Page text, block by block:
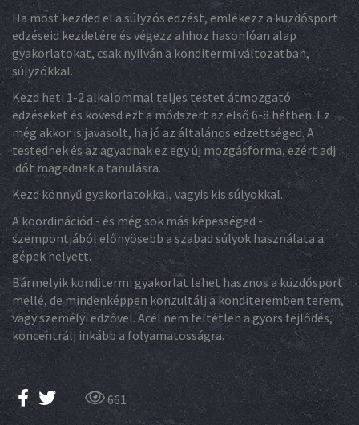
Ha most kezded el a súlyzós edzést, emlékezz a küzdősport
edzéseid kezdetére és végezz ahhoz hasonlóan alap
gyakorlatokat, csak nyilván a konditermi változatban,
súlyzókkal.
Kezd heti 1-2 alkalommal teljes testet átmozgató
edzéseket és kövesd ezt a módszert az első 6-8 hétben. Ez
még akkor is javasolt, ha jó az általános edzettséged. A
testednek és az agyadnak ez egy új mozgásforma, ezért adj
időt magadnak a tanulásra.
Kezd könnyű gyakorlatokkal, vagyis kis súlyokkal.
A koordinációd - és még sok más képességed -
szempontjából előnyösebb a szabad súlyok használata a
gépek helyett.
Bármelyik konditermi gyakorlat lehet hasznos a küzdősport
mellé, de mindenképpen konzultálj a konditeremben terem,
vagy személyi edzővel. Acél nem feltétlen a gyors fejlődés,
koncentrálj inkább a folyamatosságra.
661